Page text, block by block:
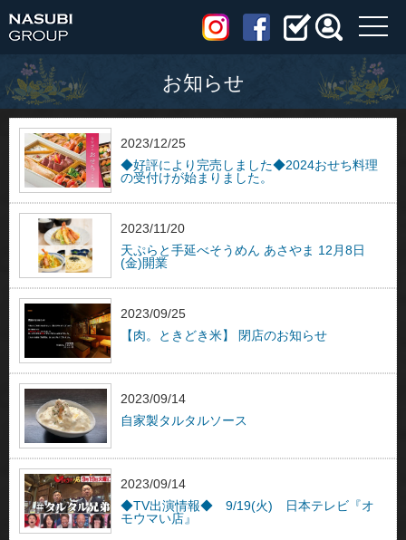
お知らせ
2023/12/25
◆好評により完売しました◆2024おせち料理
の受付けが始まりました。
2023/11/20
天ぷらと手延べそうめん あさやま 12月8日
(金)開業
2023/09/25
【肉。ときどき米】 閉店のお知らせ
2023/09/14
自家製タルタルソース
2023/09/14
◆TV出演情報◆ 9/19(火) 日本テレビ『オ
モウマい店』